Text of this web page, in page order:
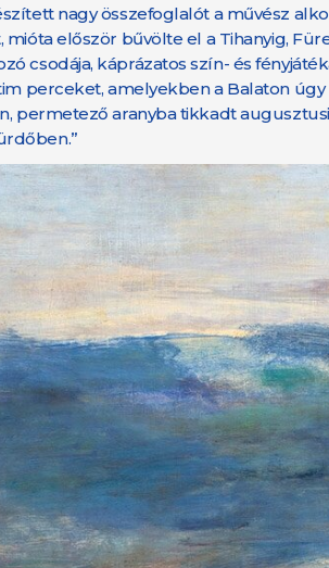
nagy összefoglalót a művész
mióta először bűvölte el a Tihanyig,
csodája, káprázatos szín- és
perceket, amelyekben a Balaton
permetező aranyba tikkadt